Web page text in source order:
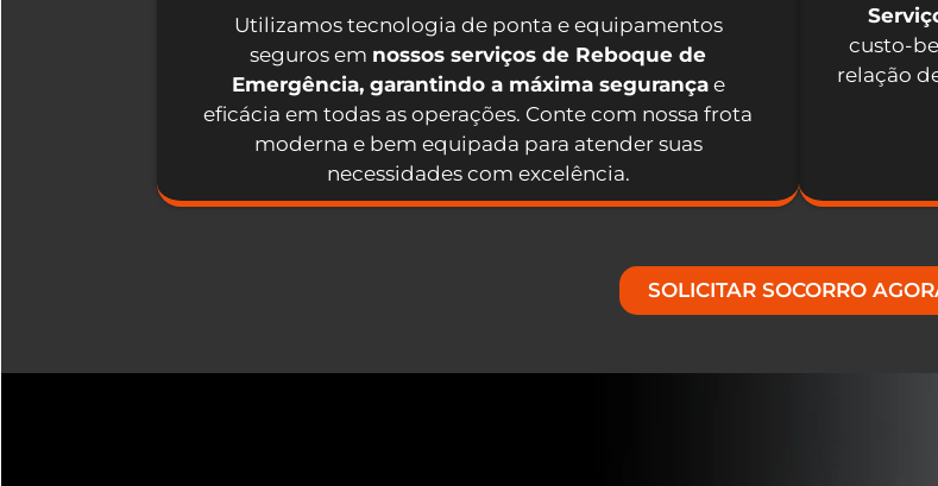
Utilizamos tecnologia de ponta e equipamentos
seguros em nossos serviços de Reboque de
Emergência, garantindo a máxima segurançae
eficácia em todas as operações. Conte com nossa frota
moderna e bem equipada para atender suas
necessidades com excelência.
custo-
relação
SOLICITAR SOCORRO